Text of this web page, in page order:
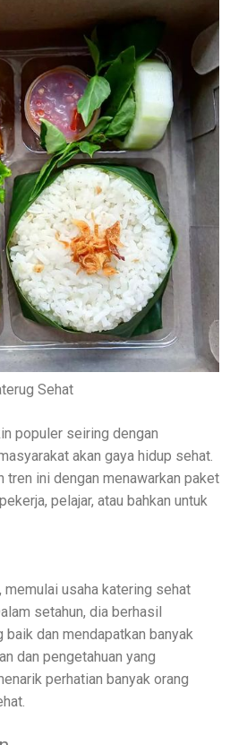
Sehat
populer seiring dengan
akan gaya hidup sehat.
tren ini dengan menawarkan paket
pelajar, atau bahkan untuk
usaha katering sehat
setahun, dia berhasil
dan mendapatkan banyak
dan pengetahuan yang
perhatian banyak orang